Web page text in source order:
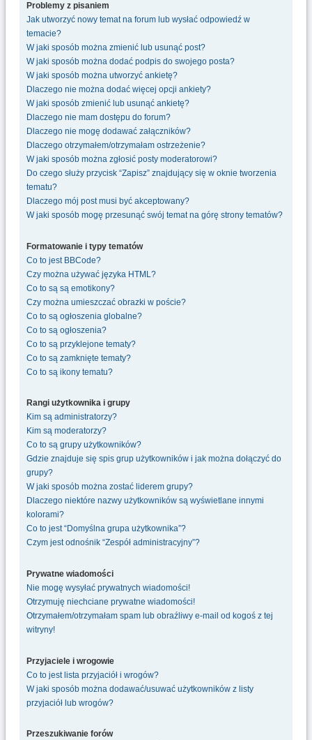
Problemy z pisaniem
Jak utworzyć nowy temat na forum lub wysłać odpowiedź w
temacie?
W jaki sposób można zmienić lub usunąć post?
W jaki sposób można dodać podpis do swojego posta?
W jaki sposób można utworzyć ankietę?
Dlaczego nie można dodać więcej opcji ankiety?
W jaki sposób zmienić lub usunąć ankietę?
Dlaczego nie mam dostępu do forum?
Dlaczego nie mogę dodawać załączników?
Dlaczego otrzymałem/otrzymałam ostrzeżenie?
W jaki sposób można zgłosić posty moderatorowi?
Do czego służy przycisk “Zapisz” znajdujący się w oknie tworzenia
tematu?
Dlaczego mój post musi być akceptowany?
W jaki sposób mogę przesunąć swój temat na górę strony tematów?
Formatowanie i typy tematów
Co to jest BBCode?
Czy można używać języka HTML?
Co to są są emotikony?
Czy można umieszczać obrazki w poście?
Co to są ogłoszenia globalne?
Co to są ogłoszenia?
Co to są przyklejone tematy?
Co to są zamknięte tematy?
Co to są ikony tematu?
Rangi użytkownika i grupy
Kim są administratorzy?
Kim są moderatorzy?
Co to są grupy użytkowników?
Gdzie znajduje się spis grup użytkowników i jak można dołączyć do
grupy?
W jaki sposób można zostać liderem grupy?
Dlaczego niektóre nazwy użytkowników są wyświetlane innymi
kolorami?
Co to jest “Domyślna grupa użytkownika”?
Czym jest odnośnik “Zespół administracyjny”?
Prywatne wiadomości
Nie mogę wysyłać prywatnych wiadomości!
Otrzymuję niechciane prywatne wiadomości!
Otrzymałem/otrzymałam spam lub obraźliwy e-mail od kogoś z tej
witryny!
Przyjaciele i wrogowie
Co to jest lista przyjaciół i wrogów?
W jaki sposób można dodawać/usuwać użytkowników z listy
przyjaciół lub wrogów?
Przeszukiwanie forów